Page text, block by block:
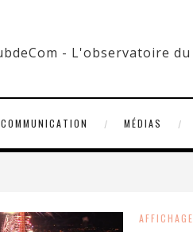
COMMUNICATION MÉDIAS
AFFICHAGE